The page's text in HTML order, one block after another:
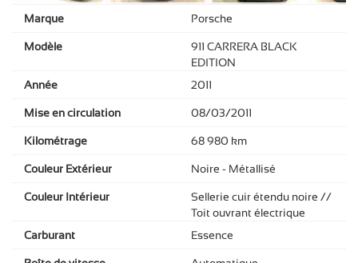
Marque Porsche
Modèle
911 CARRERA BLACK
EDITION
Année
2011
Mise en circulation 08/03/2011
Kilométrage 68 980 km
Couleur Extérieur Noire - Métallisé
Couleur Intérieur
Sellerie cuir étendu noire //
Toit ouvrant électrique
Carburant
Essence